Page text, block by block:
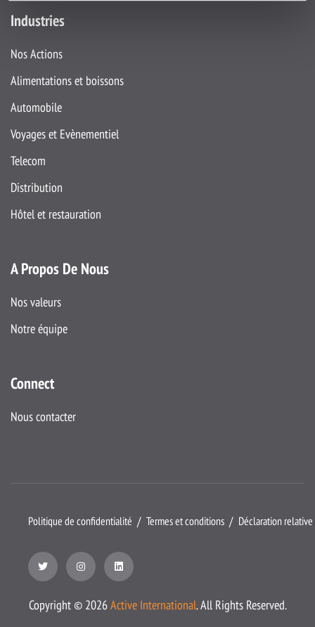
Industries
Nos Actions
Alimentations et boissons
Automobile
Voyages et Evènementiel
Telecom
Distribution
Hôtel et restauration
A Propos De Nous
Nos valeurs
Notre équipe
Connect
Nous contacter
Politique de confidentialité Termes et conditions Déclaration
Copyright © 2026Active International. All Rights Reserved.